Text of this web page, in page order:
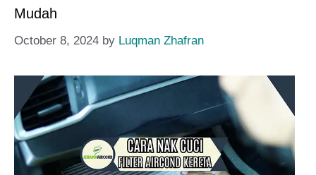
Mudah
October 8, 2024 by Luqman Zhafran